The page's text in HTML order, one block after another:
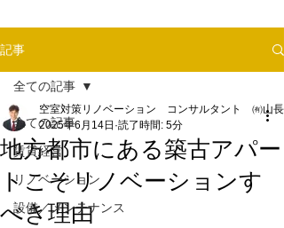
記事
全ての記事
賃貸経営
リノベーション
設備／メンテナンス
全ての記事
地方都市にある築古アパー
トこそリノベーションす
べき理由
空室対策リノベーション コンサルタント ㈲山長
2025年6月14日 読了時間: 5分